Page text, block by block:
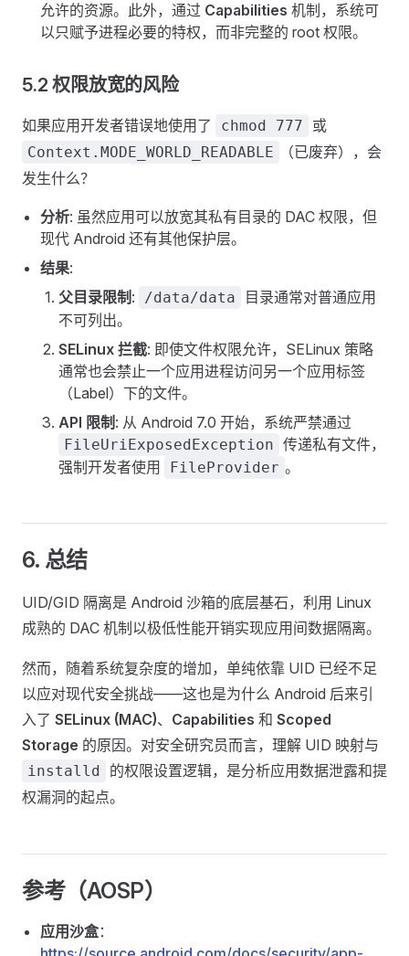
允许的资源。此外，通过 Capabilities 机制，系统可
以只赋予进程必要的特权，而非完整的 root 权限。
5.2 权限放宽的风险
如果应用开发者错误地使用了 chmod 777 或
Context.MODE_WORLD_READABLE
（已废弃），会
发生什么？
分析: 虽然应用可以放宽其私有目录的 DAC 权限，但
现代 Android 还有其他保护层。
结果:
父目录限制 : /data/data
目录通常对普通应用
不可列出。
SELinux 拦截: 即使文件权限允许，SELinux 策略
通常也会禁止一个应用进程访问另一个应用标签
（Label）下的文件。
API 限制 : 从 Android 7.0 开始，系统严禁通过
FileUriExposedException 传递私有文件，
强制开发者使用
FileProvider 。
6. 总结
UID/GID 隔离是 Android 沙箱的底层基石，利用 Linux
成熟的 DAC 机制以极低性能开销实现应用间数据隔离。
然而，随着系统复杂度的增加，单纯依靠 UID 已经不足
以应对现代安全挑战——这也是为什么 Android 后来引
入了 SELinux (MAC)、 Capabilities 和 Scoped
Storage 的原因。对安全研究员而言，理解 UID 映射与
installd
的权限设置逻辑，是分析应用数据泄露和提
权漏洞的起点。
参考（AOSP）
应用沙盒：